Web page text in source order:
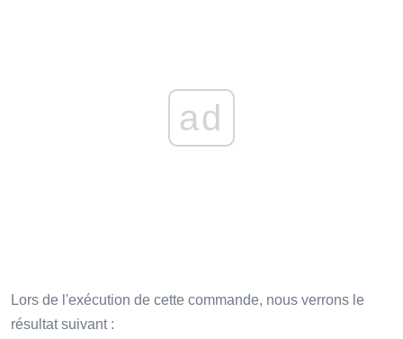
ad
Lors de l'exécution de cette commande, nous verrons le
résultat suivant :